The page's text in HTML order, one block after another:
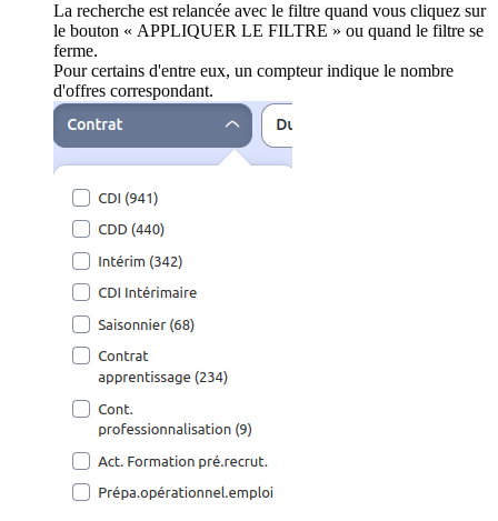
La recherche est relancée avec le filtre quand vous cliquez sur
le bouton « APPLIQUER LE FILTRE » ou quand le filtre se
ferme.
Pour certains d'entre eux, un compteur indique le nombre
d'offres correspondant.